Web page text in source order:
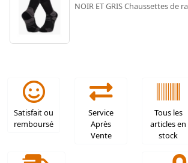
NOIR ET GRIS Chaussettes de
Satisfait ou
remboursé
Service
Après
Vente
Tous les
articles en
stock